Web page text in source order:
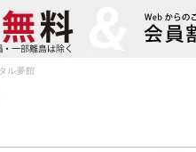
ル夢館